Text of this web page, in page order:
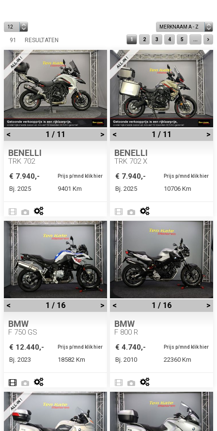
1 2 3 4 5 ...
91 RESULTATEN
< 1 / 11 >
BENELLI
TRK 702
€ 7.940,-
Prijs p/mnd klik hier
Bj. 2025 9401 Km
< 1 / 11 >
BENELLI
TRK 702 X
€ 7.940,-
Prijs p/mnd klik hier
Bj. 2025 10706 Km
< 1 / 16 >
BMW
F 750 GS
€ 12.440,-
Prijs p/mnd klik hier
Bj. 2023 18582 Km
< 1 / 16 >
BMW
F 800 R
€ 4.740,-
Prijs p/mnd klik hier
Bj. 2010 22360 Km